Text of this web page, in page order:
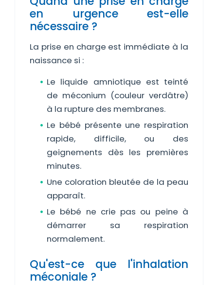
en urgence est-elle
nécessaire ?
La prise en charge est immédiate à la
naissance si :
Le liquide amniotique est teinté
de méconium (couleur verdâtre)
à la rupture des membranes.
Le bébé présente une respiration
rapide, difficile, ou des
geignements dès les premières
minutes.
Une coloration bleutée de la peau
apparaît.
Le bébé ne crie pas ou peine à
démarrer sa respiration
normalement.
Qu'est-ce que l'inhalation
méconiale ?